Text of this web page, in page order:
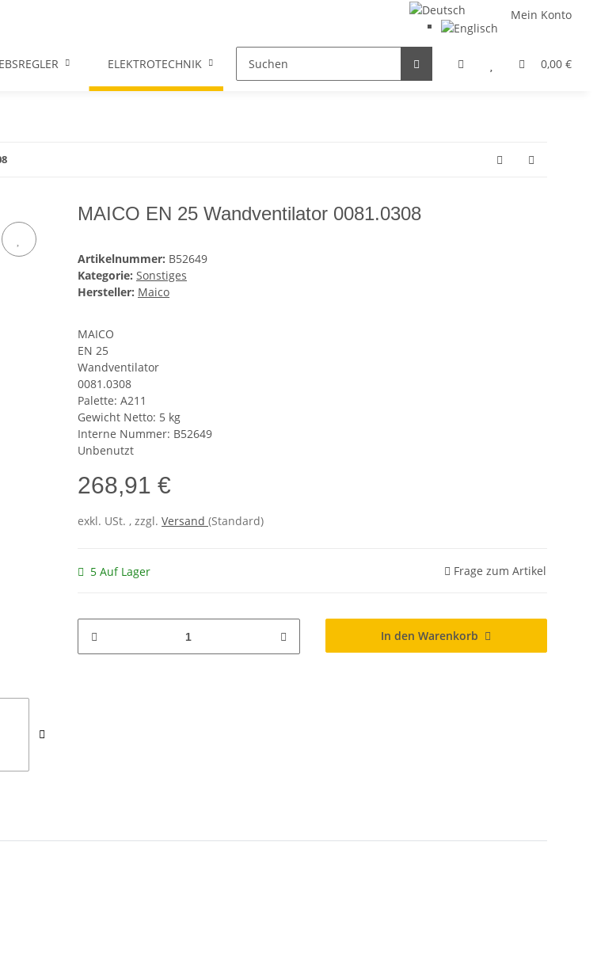
Mein Konto
0,00 €
ELEKTROTECHNIK FILTER / DROSSEL GETRIEBEMOTOREN HYDRAULIK
MAICO EN 25 Wandventilator 0081.0308
Artikelnummer: B52649
Kategorie: Sonstiges
Hersteller: Maico
MAICO
EN 25
Wandventilator
0081.0308
Palette: A211
Gewicht Netto: 5 kg
Interne Nummer: B52649
Unbenutzt
268,91 €
exkl. USt. , zzgl. Versand (Standard)
5 Auf Lager Frage zum Artikel
In den Warenkorb